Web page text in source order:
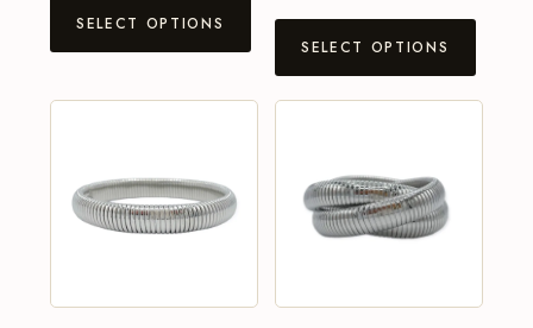
SELECT OPTIONS
SELECT OPTIONS